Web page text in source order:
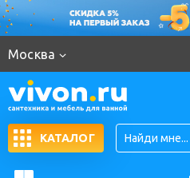
Москва
КАТАЛОГ